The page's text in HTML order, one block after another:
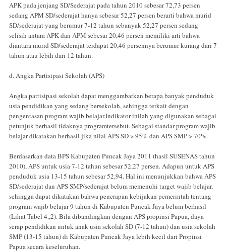
APK pada jenjang SD/Sederajat pada tahun 2010 sebesar 72,73 persen
sedang APM SD/sederajat hanya sebesar 52,27 persen berarti bahwa murid
SD/sederajat yang berumur 7-12 tahun sebanyak 52,27 persen sedang
selisih antara APK dan APM sebesar 20,46 persen memiliki arti bahwa
diantara murid SD/sederajat terdapat 20,46 persennya berumur kurang dari 7
tahun atau lebih dari 12 tahun.
d. Angka Partisipasi Sekolah (APS)
Angka partisipasi sekolah dapat menggambarkan berapa banyak penduduk
usia pendidikan yang sedang bersekolah, sehingga terkait dengan
pengentasan program wajib belajar.Indikator inilah yang digunakan sebagai
petunjuk berhasil tidaknya programtersebut. Sebagai standar program wajib
belajar dikatakan berhasil jika nilai APS SD > 95% dan APS SMP > 70%.
Berdasarkan data BPS Kabupaten Puncak Jaya 2011 (hasil SUSENAS tahun
2010), APS untuk usia 7-12 tahun sebesar 52,27 persen. Adapun untuk APS
penduduk usia 13-15 tahun sebesar 52,94. Hal ini menunjukkan bahwa APS
SD/sederajat dan APS SMP/sederajat belum memenuhi target wajib belajar,
sehingga dapat dikatakan bahwa penerapan kebijakan pemerintah tentang
program wajib belajar 9 tahun di Kabupaten Puncak Jaya belum berhasil
(Lihat Tabel 4.,2). Bila dibandingkan dengan APS propinsi Papua, daya
serap pendidikan untuk anak usia sekolah SD (7-12 tahun) dan usia sekolah
SMP (13-15 tahun) di Kabupaten Puncak Jaya lebih kecil dari Propinsi
Papua secara keseluruhan.